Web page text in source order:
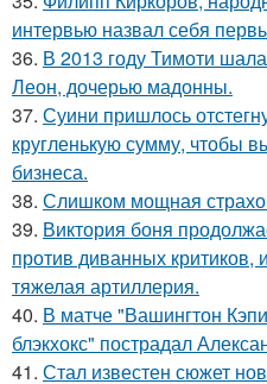
интервью назвал себя
36. В 2013 году Тимоти
Леон, дочерью мадонны.
37. Суини пришлось
кругленькую сумму, чтобы
бизнеса.
38. Слишком мощная
39. Виктория боня
против диванных критиков,
тяжелая артиллерия.
40. В матче "Вашингтон
блэкхокс" пострадал
41. Стал известен сюжет